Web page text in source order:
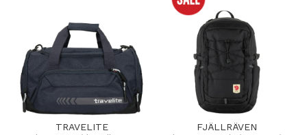
TRAVELITE
FJÄLLRÄVEN